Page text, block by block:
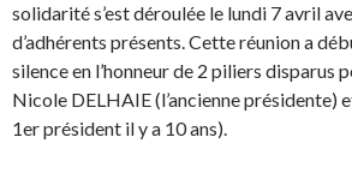
solidarité s’est déroulée le lundi 7 avril
d’adhérents présents. Cette réunion a
silence en l’honneur de 2 piliers disparus
Nicole DELHAIE (l’ancienne présidente)
1er président il y a 10 ans).